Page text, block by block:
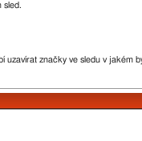
sled.
značky ve sledu v jakém